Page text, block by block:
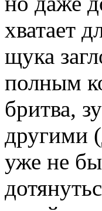
хватает
щука
полным
бритва,
другими
уже не